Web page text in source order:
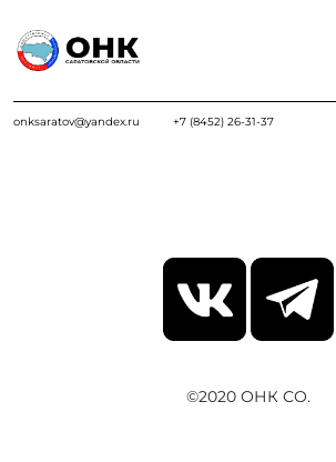
onksaratov@yandex.ru +7 (8452) 26-31-37
©2020 ОНК СО.